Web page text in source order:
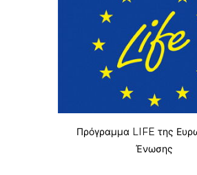
Πρόγραμμα LIFE της
Ένωσης